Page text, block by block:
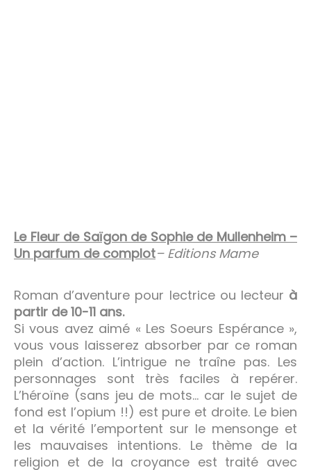
Le Fleur de Saïgon de Sophie de Mullenheim –
Un parfum de complot– Editions Mame
Roman d’aventure pour lectrice ou lecteur à
partir de 10-11 ans.
Si vous avez aimé « Les Soeurs Espérance »,
vous vous laisserez absorber par ce roman
plein d’action. L’intrigue ne traîne pas. Les
personnages sont très faciles à repérer.
L’héroïne (sans jeu de mots… car le sujet de
fond est l’opium !!) est pure et droite. Le bien
et la vérité l’emportent sur le mensonge et
les mauvaises intentions. Le thème de la
religion et de la croyance est traité avec